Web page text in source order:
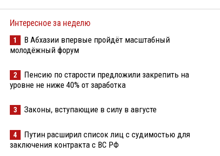
Интересное за неделю
1
В Абхазии впервые пройдёт масштабный
молодёжный форум
2
Пенсию по старости предложили закрепить на
уровне не ниже 40% от заработка
3 Законы, вступающие в силу в августе
4
Путин расширил список лиц с судимостью для
заключения контракта с ВС РФ